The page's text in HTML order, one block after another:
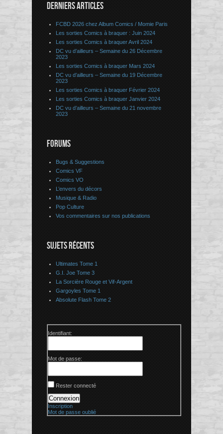
DERNIERS ARTICLES
FCBD 2026 chez Album Comics / Momie Paris
Les sorties Comics à braquer : Juin 2024
Les sorties Comics à braquer Avril 2024
DC vu d’ailleurs – Semaine du 26 Décembre
2023
Les sorties Comics à braquer Mars 2024
DC vu d’ailleurs – Semaine du 19 Décembre
2023
Les sorties Comics à braquer Février 2024
Les sorties Comics à braquer Janvier 2024
DC vu d’ailleurs – Semaine du 21 novembre
2023
FORUMS
Bugs & Suggestions
Comics VF
Comics VO
L’envers du décors
Musique & Radio
Pop Culture
Vos commentaires sur nos publications
SUJETS RÉCENTS
Ultimates Tome 1
G.I. Joe Tome 3
La Sorcière Rouge et Vif-Argent
Gargoyles Tome 1
Absolute Flash Tome 2
Identifiant:
Mot de passe:
Rester connecté
Connexion
Inscription
Mot de passe oublié